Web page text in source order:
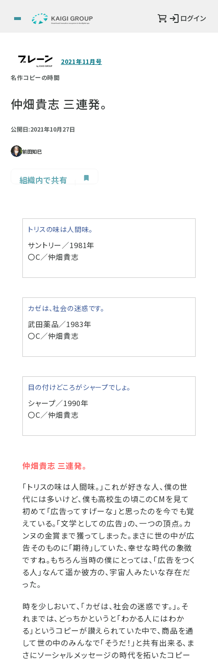
ログイン
2021年11月号
名作コピーの時間
仲畑貴志 三連発。
公開日:2021年10月27日
前田知巳
組織内で共有
トリスの味は人間味。
サントリー／1981年
〇C／仲畑貴志
カゼは、社会の迷惑です。
武田薬品／1983年
〇C／仲畑貴志
目の付けどころがシャープでしょ。
シャープ／1990年
〇C／仲畑貴志
仲畑貴志 三連発。
「トリスの味は人間味。」これが好きな人、僕の世
代には多いけど、僕も高校生の頃このCMを見て
初めて「広告ってすげーな」と思ったのを今でも覚
えている。「文学としての広告」の、一つの頂点。カ
ンヌの金賞まで獲ってしまった。まさに世の中が広
告そのものに「期待」していた、幸せな時代の象徴
ですね。もちろん当時の僕にとっては、「広告をつく
る人」なんて遥か彼方の、宇宙人みたいな存在だ
った。
時を少しおいて、「カゼは、社会の迷惑です。」。そ
れまでは、どっちかというと「わかる人にはわか
る」というコピーが讃えられていた中で、商品を通
して世の中のみんなで「そうだ！」と共有出来る、ま
さにソーシャルメッセージの時代を拓いたコピー